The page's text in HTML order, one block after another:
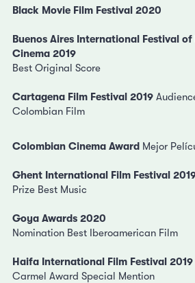
Black Movie Film Festival 2020
Buenos Aires International Festival
Cinema 2019
Best Original Score
Cartagena Film Festival 2019
Colombian Film
Colombian Cinema Award Mejor
Ghent International Film Festival
Prize Best Music
Goya Awards 2020
Nomination Best Iberoamerican Film
Haifa International Film Festival 2019
Carmel Award Special Mention